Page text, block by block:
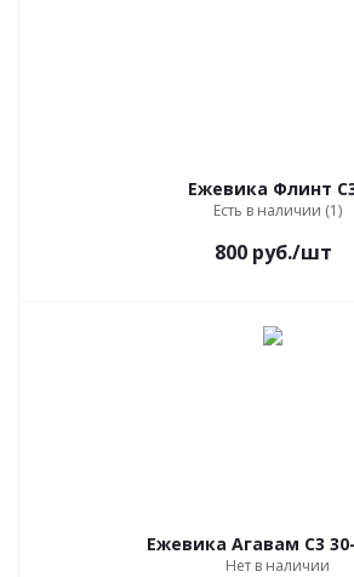
Ежевика Флинт
Есть в наличии (1)
800руб./шт
Ежевика Агавам С3
Нет в наличии